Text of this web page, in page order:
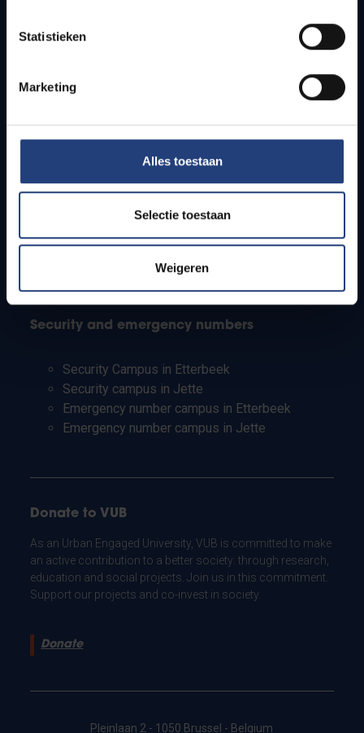
Statistieken
Marketing
Alles toestaan
Selectie toestaan
Weigeren
How to get to the VUB campuses
Students
PhD students
Teachers and secondary schools
Working students
Security and emergency numbers
Security Campus in Etterbeek
Security campus in Jette
Emergency number campus in Etterbeek
Emergency number campus in Jette
Donate to VUB
As an Urban Engaged University, VUB is committed to make
an active contribution to a better society: through research,
education and social projects. Join us in this commitment.
Support our projects and co-invest in society.
Donate
Pleinlaan 2 - 1050 Brussel - Belgium